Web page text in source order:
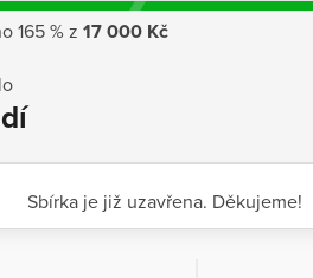
165 % z 17 000 Kč
Sbírka je již uzavřena. Děkujeme!